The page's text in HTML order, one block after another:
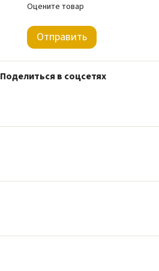
Оцените товар
Отправить
Поделиться в соцсетях